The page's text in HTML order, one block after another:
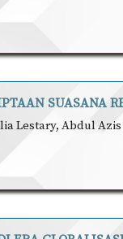
SUASANA
Lestary, Abdul